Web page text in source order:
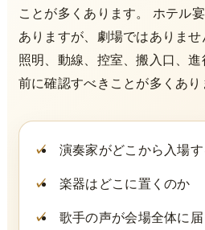
ことが多くあります。 ホテル
ありますが、劇場ではありませ
照明、動線、控室、搬入口、
前に確認すべきことが多くあり
演奏家がどこから入場
楽器はどこに置くのか
歌手の声が会場全体に